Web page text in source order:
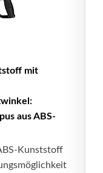
mit
aus ABS-
Kunststoff